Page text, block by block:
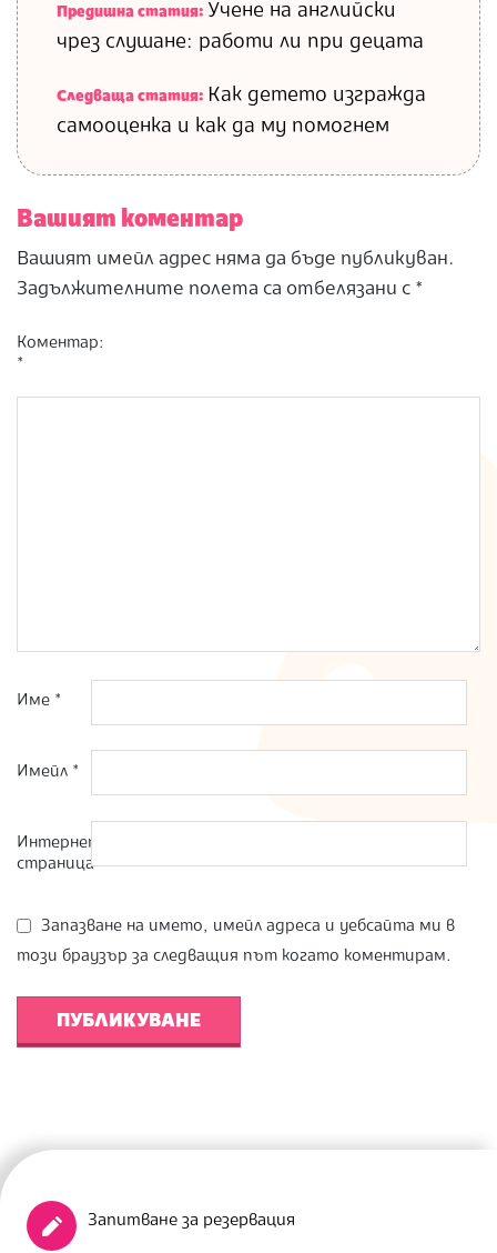
Предишна статия: Учене на английски
чрез слушане: работи ли при децата
Следваща статия: Как детето изгражда
самооценка и как да му помогнем
Вашият коментар
Вашият имейл адрес няма да бъде публикуван.
Задължителните полета са отбелязани с *
Коментар:
*
Име *
Имейл *
Интернет
страница
Запазване на името, имейл адреса и уебсайта ми в
този браузър за следващия път когато коментирам.
Запитване за резервация